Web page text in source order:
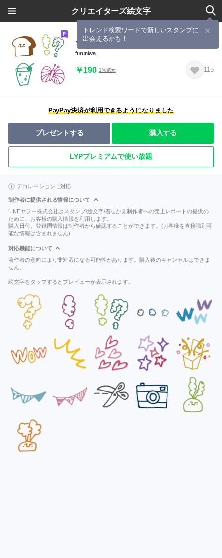
クリエイターズ絵文字
トレンド検索ワードで新しいスタンプに
出会えるかも！
シンプル・くすみカラー絵文字 ＃3
furuniwa
￥190 1%還元 115
PayPay決済が利用できるようになりました
プレゼントする 購入する
LYPプレミアムで使い放題
デコレーションに対応
制作者に提供される情報について
LINEヤフー株式会社はスタンプ/絵文字/着せかえ制作者への売上レポートの提供の
ために、お客様の購入情報を利用します。
購入日付、登録国情報は制作者から確認することができます。(お客様を直接識別可
能な情報は含まれません)
対応機能について
著作者の意向により非対応になる可能性があります。購入後のキャンセルはできま
せん。
絵文字をタップするとプレビューが表示されます。